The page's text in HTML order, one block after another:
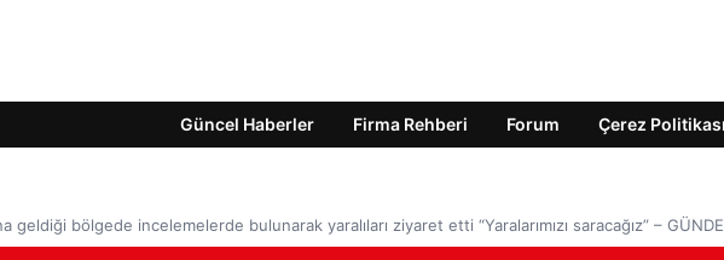
Güncel Haberler Firma Rehberi Forum Çerez Politikası
geldiği bölgede incelemelerde bulunarak yaralıları ziyaret etti “Yaralarımızı saracağız” –